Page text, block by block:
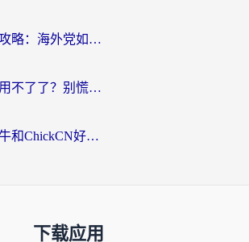
Ubuntu翻墙回国攻略：海外党如何选对加速器，无缝刷国内剧玩游戏？
归雁加速器怎么用不了了？别慌，这篇指南教你如何丝滑“回家”
海外党必看：斧牛和ChickCN好用吗？3款热门加速器实测+番茄加速器深度体验
下载应用